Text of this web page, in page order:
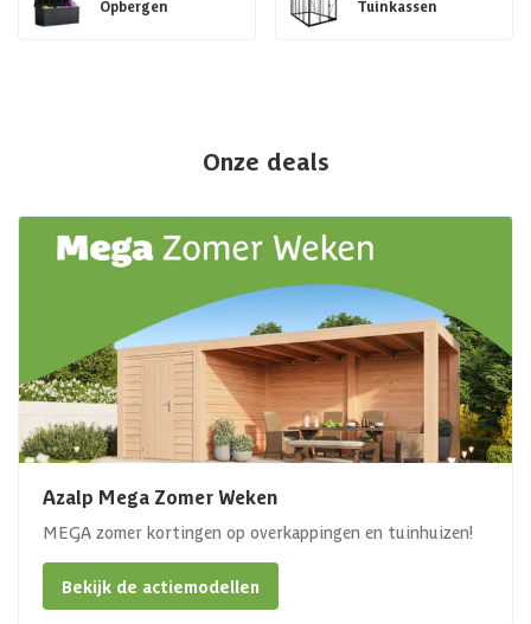
Opbergen Tuinkassen
Onze deals
Azalp Mega Zomer Weken
MEGA zomer kortingen op overkappingen en tuinhuizen!
Bekijk de actiemodellen